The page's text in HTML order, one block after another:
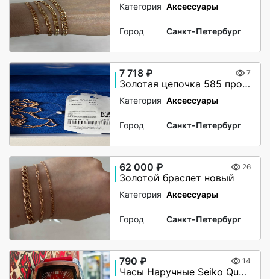
Категория Аксессуары
Город Санкт-Петербург
7 718 ₽ 7
Золотая цепочка 585 пробы новая
Категория Аксессуары
Город Санкт-Петербург
62 000 ₽ 26
Золотой браслет новый
Категория Аксессуары
Город Санкт-Петербург
790 ₽ 14
Часы Наручные Seiko Quartz Steel Back